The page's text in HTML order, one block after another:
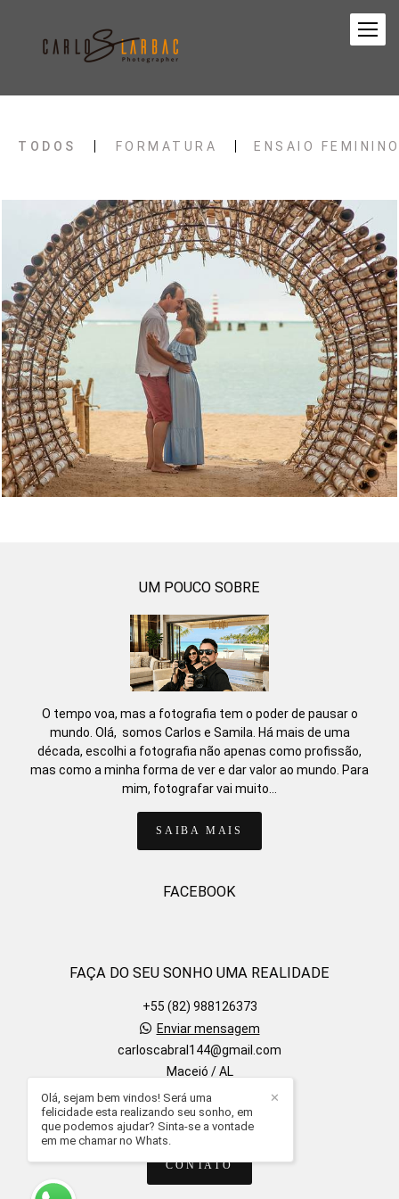
TODOS FORMATURA ENSAIO
434
UM POUCO SOBRE
O tempo voa, mas a fotografia tem o poder de pausar o
mundo. Olá, somos Carlos e Samila. Há mais de uma
década, escolhi a fotografia não apenas como profissão,
mas como a minha forma de ver e dar valor ao mundo. Para
mim, fotografar vai muito...
SAIBA MAIS
FACEBOOK
FAÇA DO SEU SONHO UMA REALIDADE
+55 (82) 988126373
Enviar mensagem
carloscabral144@gmail.com
Maceió / AL
CONTATO
✕
Olá, sejam bem vindos! Será uma
felicidade esta realizando seu sonho, em
que podemos ajudar? Sinta-se a vontade
em me chamar no Whats.